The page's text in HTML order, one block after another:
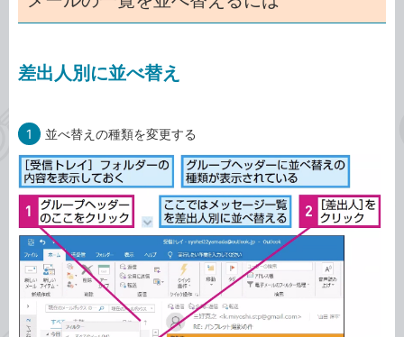
差出人別に並べ替え
1 並べ替えの種類を変更する